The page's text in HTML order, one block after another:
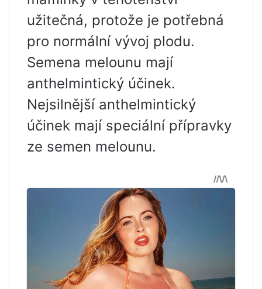
užitečná, protože je potřebná
pro normální vývoj plodu.
Semena melounu mají
anthelmintický účinek.
Nejsilnější anthelmintický
účinek mají speciální přípravky
ze semen melounu.